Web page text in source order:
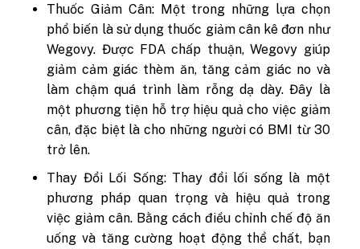
Thuốc Giảm Cân: Một trong những lựa chọn
phổ biến là sử dụng thuốc giảm cân kê đơn như
Wegovy. Được FDA chấp thuận, Wegovy giúp
giảm cảm giác thèm ăn, tăng cảm giác no và
làm chậm quá trình làm rỗng dạ dày. Đây là
một phương tiện hỗ trợ hiệu quả cho việc giảm
cân, đặc biệt là cho những người có BMI từ 30
trở lên.
Thay Đổi Lối Sống: Thay đổi lối sống là một
phương pháp quan trọng và hiệu quả trong
việc giảm cân. Bằng cách điều chỉnh chế độ ăn
uống và tăng cường hoạt động thể chất, bạn